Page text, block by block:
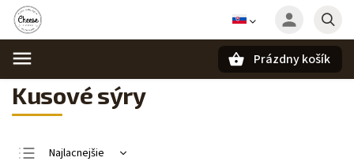
Hľadať
Prázdny košík
Kusové sýry
Najlacnejšie